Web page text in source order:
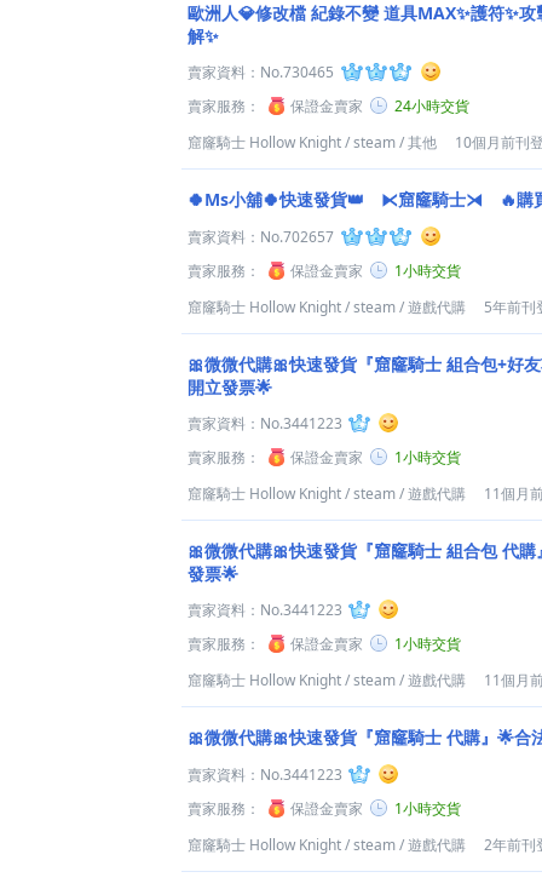
歐洲人💎修改檔 紀錄不變 道具MAX✨護符✨攻
解✨
賣家資料： No.730465
賣家服務：
保證金賣家
24小時交貨
窟窿騎士 Hollow Knight/steam/其他 10個月前刊
🍀Ms小舖🍀快速發貨👑 ⧔窟窿騎士⧕ 🔥購
賣家資料： No.702657
賣家服務：
保證金賣家
1小時交貨
窟窿騎士 Hollow Knight/steam/遊戲代購 5年前刊
🎀微微代購🎀快速發貨『窟窿騎士 組合包+好
開立發票🌟
賣家資料： No.3441223
賣家服務：
保證金賣家
1小時交貨
窟窿騎士 Hollow Knight/steam/遊戲代購 11個月
🎀微微代購🎀快速發貨『窟窿騎士 組合包 代
發票🌟
賣家資料： No.3441223
賣家服務：
保證金賣家
1小時交貨
窟窿騎士 Hollow Knight/steam/遊戲代購 11個月
🎀微微代購🎀快速發貨『窟窿騎士 代購』🌟合
賣家資料： No.3441223
賣家服務：
保證金賣家
1小時交貨
窟窿騎士 Hollow Knight/steam/遊戲代購 2年前刊